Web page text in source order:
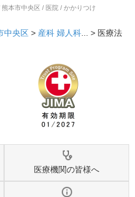
本市中央区 / 医院 / かかりつけ
中央区 > 産科 婦人科... > 医療法
医療機関の皆様へ